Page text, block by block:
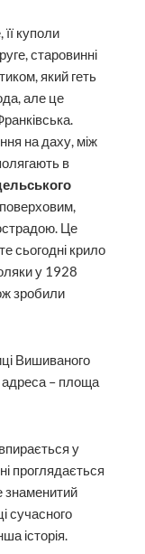
куполи
старовинні
який геть
але це
на даху, між
в
Це
сьогодні крило
у 1928
зробили
Вишиваного
адреса – площа
у
проглядається
знаменитий
сучасного
історія.